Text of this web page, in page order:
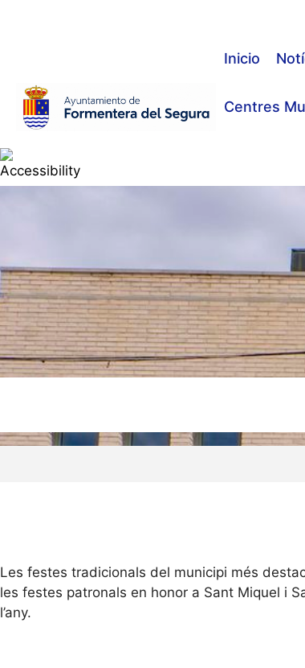
Inicio
Centres
Les festes tradicionals del municipi més
les festes patronals en honor a Sant Miquel i
l’any.